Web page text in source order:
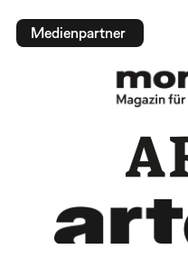
Medienpartner